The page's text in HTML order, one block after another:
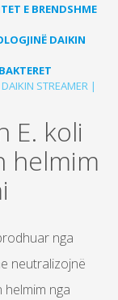
E BRENDSHME
DAIKIN
STREAMER |
E. koli
helmim
nga
neutralizojnë
helmim nga